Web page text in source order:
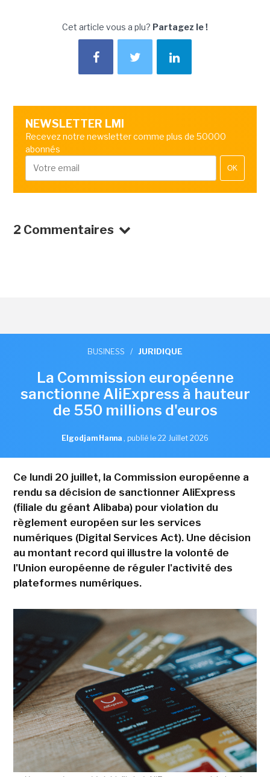
Cet article vous a plu? Partagez le !
NEWSLETTER LMI
Recevez notre newsletter comme plus de 50000
abonnés
OK
2 Commentaires
BUSINESS / JURIDIQUE
La Commission européenne
sanctionne AliExpress à hauteur
de 550 millions d'euros
Elgodjam Hanna , publié le 22 Juillet 2026
Ce lundi 20 juillet, la Commission européenne a
rendu sa décision de sanctionner AliExpress
(filiale du géant Alibaba) pour violation du
règlement européen sur les services
numériques (Digital Services Act). Une décision
au montant record qui illustre la volonté de
l'Union européenne de réguler l'activité des
plateformes numériques.